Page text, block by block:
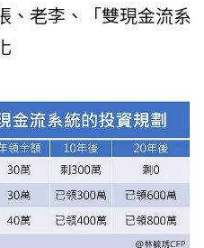
、老李、「雙現金流系